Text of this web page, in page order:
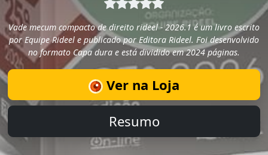
Vade mecum compacto de direito rideel - 2026.1 é um livro escrito
por Equipe Rideel e publicado por Editora Rideel. Foi desenvolvido
no formato Capa dura e está dividido em 2024 páginas.
Ver na Loja
Resumo